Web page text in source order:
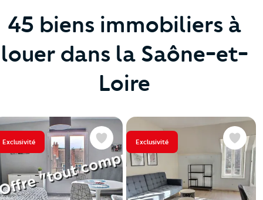
45 biens immobiliers à
louer dans la Saône-et-
Loire
Exclusivité Favoris Exclusivité Favoris